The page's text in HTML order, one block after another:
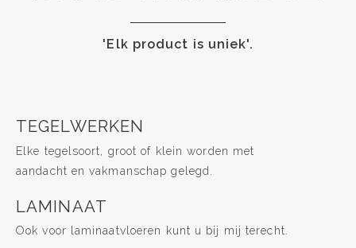
'Elk product is uniek'.
TEGELWERKEN
Elke tegelsoort, groot of klein worden met
aandacht en vakmanschap gelegd.
LAMINAAT
Ook voor laminaatvloeren kunt u bij mij terecht.